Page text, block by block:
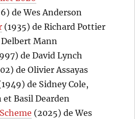
de Wes Anderson
(1935) de Richard Pottier
Mann
de David Lynch
de Olivier Assayas
de Sidney Cole,
et Basil Dearden
(2025) de Wes